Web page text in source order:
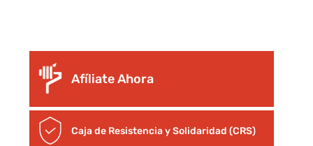
Afíliate Ahora
Caja de Resistencia y Solidaridad (CRS)